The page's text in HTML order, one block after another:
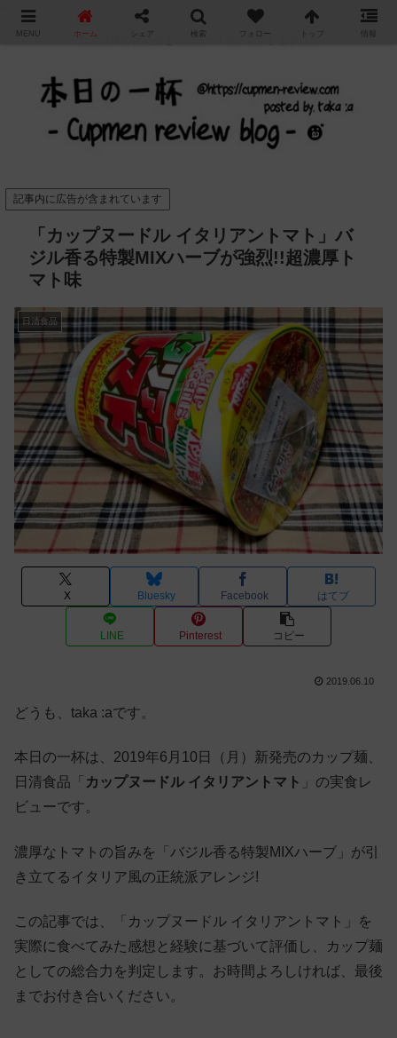
カップ麺の新商品をレビュー / アレンジするブログ
記事内に広告が含まれています
「カップヌードル イタリアントマト」バ
ジル香る特製MIXハーブが強烈!!超濃厚ト
マト味
日清食品
X Bluesky Facebook はてブ
LINE Pinterest コピー
2019.06.10
どうも、taka :aです。
本日の一杯は、2019年6月10日（月）新発売のカップ麺、
日清食品「 カップヌードル イタリアントマト 」の実食レ
ビューです。
濃厚なトマトの旨みを「バジル香る特製MIXハーブ」が引
き立てるイタリア風の正統派アレンジ!
この記事では、「カップヌードル イタリアントマト」を
実際に食べてみた感想と経験に基づいて評価し、カップ麺
としての総合力を判定します。お時間よろしければ、最後
までお付き合いください。
MENU ホーム シェア 検索 フォロー トップ 情報